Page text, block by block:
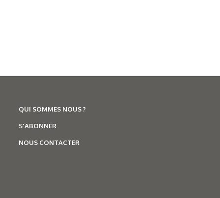
Caractérisation des hydrures
techniques d’analyse
QUI SOMMES NOUS ?
S'ABONNER
NOUS CONTACTER